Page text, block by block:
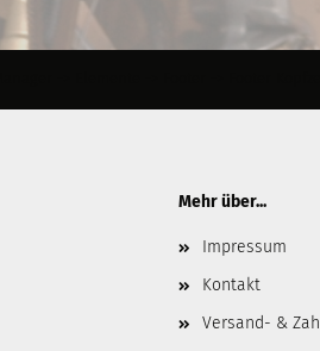
Mehr über...
Impressum
Kontakt
Versand- &